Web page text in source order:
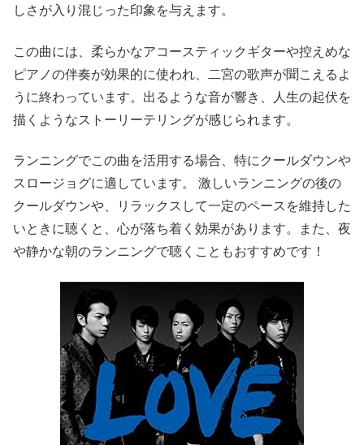
しさが入り混じった印象を与えます。
この曲には、柔らかなアコースティックギターや控えめな
ピアノの伴奏が効果的に使われ、二宮の歌声が聞こえるよ
うに終わっています。出るような音が響き、人生の起伏を
描くようなストーリーテリングが感じられます。
ランニングでこの曲を活用する場合、特にクールダウンや
スロージョグに適しています。 激しいランニングの後の
クールダウンや、リラックスして一定のペースを維持した
いときに聴くと、心が落ち着く効果があります。また、夜
や静かな朝のランニングで聴くこともおすすめです！